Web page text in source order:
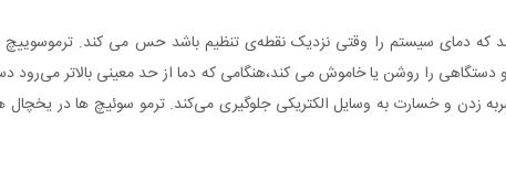
دمای سیستم را وقتی نزدیک نقطه‌ی تنظیم باشد حس می کند. ترموسوییچ
را روشن یا خاموش می کند،هنگامی که دما از حد معینی بالاتر می‌رود
زدن و خسارت به وسایل الکتریکی جلوگیری می‌کند. ترمو سوئیچ ها در یخچال